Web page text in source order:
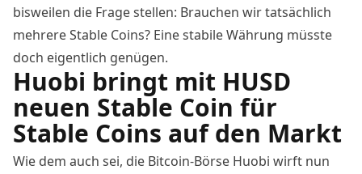
bisweilen die Frage stellen: Brauchen wir tatsächlich
mehrere Stable Coins? Eine stabile Währung müsste
doch eigentlich genügen.
Huobi bringt mit HUSD
neuen Stable Coin für
Stable Coins auf den Markt
Wie dem auch sei, die Bitcoin-Börse Huobi wirft nun